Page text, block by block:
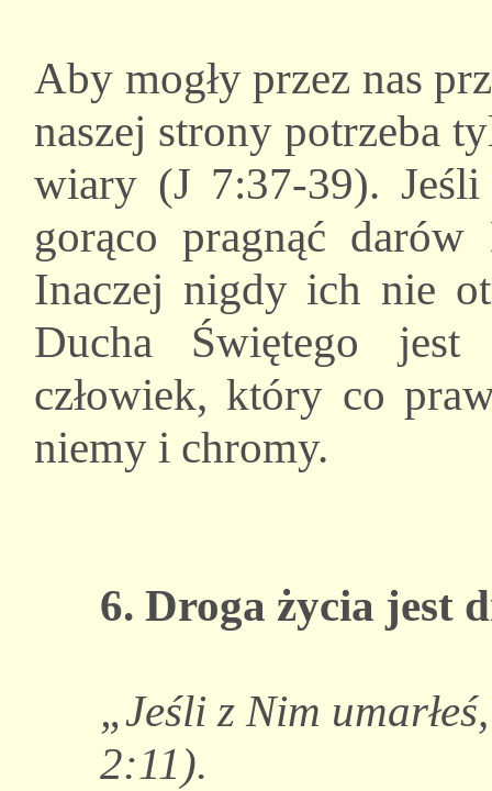
Aby mogły przez nas
naszej strony potrzeba
wiary (J 7:37-39).
gorąco pragnąć
Inaczej nigdy ich nie
Ducha Świętego
człowiek, który co
niemy i chromy.
6. Droga życia jest
„Jeśli z Nim
2:11).